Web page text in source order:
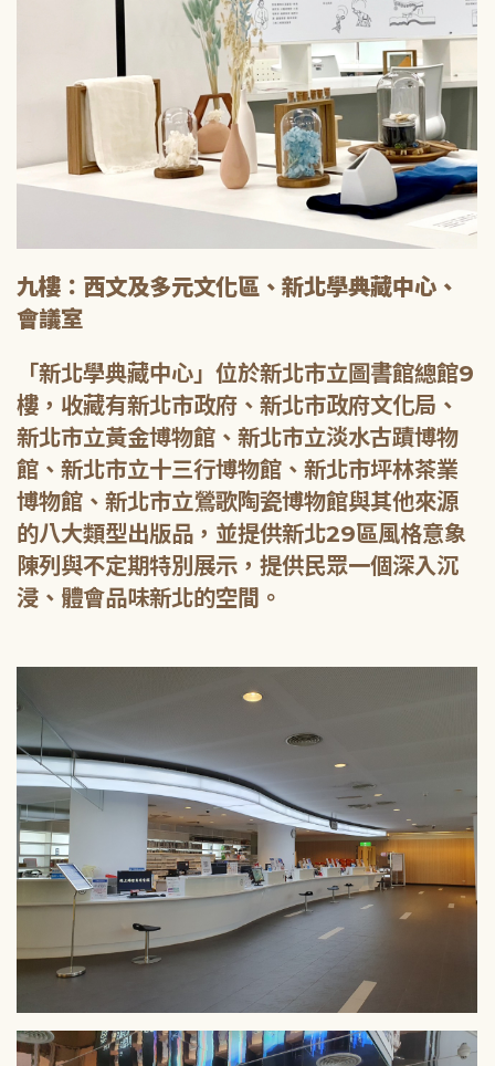
九樓：西文及多元文化區、新北學典藏中心、
會議室
「新北學典藏中心」位於新北市立圖書館總館9
樓，收藏有新北市政府、新北市政府文化局、
新北市立黃金博物館、新北市立淡水古蹟博物
館、新北市立十三行博物館、新北市坪林茶業
博物館、新北市立鶯歌陶瓷博物館與其他來源
的八大類型出版品，並提供新北29區風格意象
陳列與不定期特別展示，提供民眾一個深入沉
浸、體會品味新北的空間。